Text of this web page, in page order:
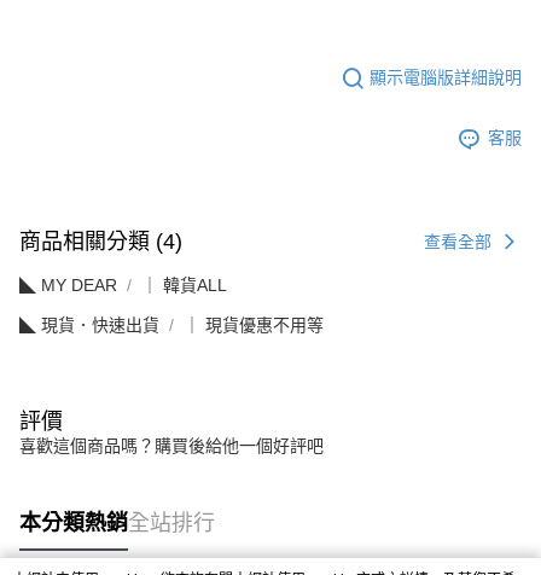
顯示電腦版詳細說明
客服
商品相關分類 (4) 查看全部
◣ MY DEAR ｜ 韓貨ALL
◣ 現貨．快速出貨 ｜ 現貨優惠不用等
評價
喜歡這個商品嗎？購買後給他一個好評吧
本分類熱銷全站排行